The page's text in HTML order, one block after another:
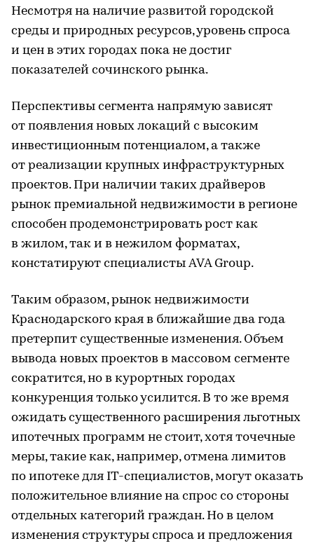
Несмотря на наличие развитой городской
среды и природных ресурсов, уровень спроса
и цен в этих городах пока не достиг
показателей сочинского рынка.
Перспективы сегмента напрямую зависят
от появления новых локаций с высоким
инвестиционным потенциалом, а также
от реализации крупных инфраструктурных
проектов. При наличии таких драйверов
рынок премиальной недвижимости в регионе
способен продемонстрировать рост как
в жилом, так и в нежилом форматах,
констатируют специалисты AVA Group.
Таким образом, рынок недвижимости
Краснодарского края в ближайшие два года
претерпит существенные изменения. Объем
вывода новых проектов в массовом сегменте
сократится, но в курортных городах
конкуренция только усилится. В то же время
ожидать существенного расширения льготных
ипотечных программ не стоит, хотя точечные
меры, такие как, например, отмена лимитов
по ипотеке для IT-специалистов, могут оказать
положительное влияние на спрос со стороны
отдельных категорий граждан. Но в целом
изменения структуры спроса и предложения